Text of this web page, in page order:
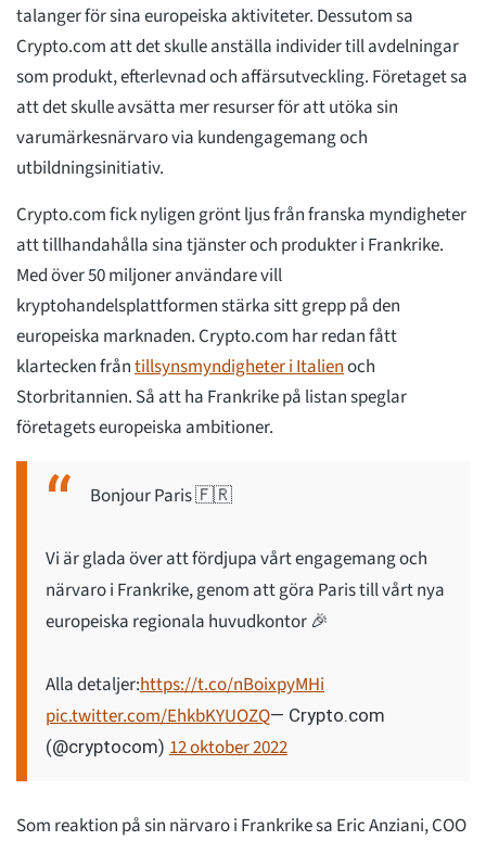
talanger för sina europeiska aktiviteter. Dessutom sa
Crypto.com att det skulle anställa individer till avdelningar
som produkt, efterlevnad och affärsutveckling. Företaget sa
att det skulle avsätta mer resurser för att utöka sin
varumärkesnärvaro via kundengagemang och
utbildningsinitiativ.
Crypto.com fick nyligen grönt ljus från franska myndigheter
att tillhandahålla sina tjänster och produkter i Frankrike.
Med över 50 miljoner användare vill
kryptohandelsplattformen stärka sitt grepp på den
europeiska marknaden. Crypto.com har redan fått
klartecken fråntillsynsmyndigheter i Italienoch
Storbritannien. Så att ha Frankrike på listan speglar
företagets europeiska ambitioner.
Bonjour Paris 🇫🇷
Vi är glada över att fördjupa vårt engagemang och
närvaro i Frankrike, genom att göra Paris till vårt nya
europeiska regionala huvudkontor 🎉
Alla detaljer:https://t.co/nBoixpyMHi
pic.twitter.com/EhkbKYUOZQ— Crypto.com
(@cryptocom) 12 oktober 2022
Som reaktion på sin närvaro i Frankrike sa Eric Anziani, COO